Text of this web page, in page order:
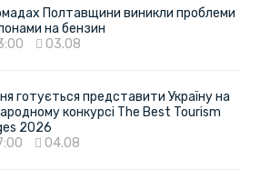
Полтавщини виникли проблеми
на бензин
03.08
готується представити Україну на
конкурсі The Best Tourism
2026
04.08